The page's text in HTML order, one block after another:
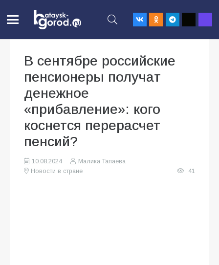
В сентябре российские
пенсионеры получат
денежное
«прибавление»: кого
коснется перерасчет
пенсий?
10.08.2024
Малика Тапаева
Новости в стране
41